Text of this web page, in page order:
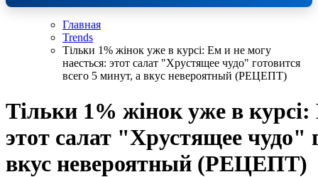
Главная
Trends
Тільки 1% жінок уже в курсі: Ем и не могу
наесться: этот салат "Хрустящее чудо" готовится
всего 5 минут, а вкус невероятный (РЕЦЕПТ)
Тільки 1% жінок уже в
этот салат "Хрустящее чудо"
вкус невероятный (РЕЦЕПТ)